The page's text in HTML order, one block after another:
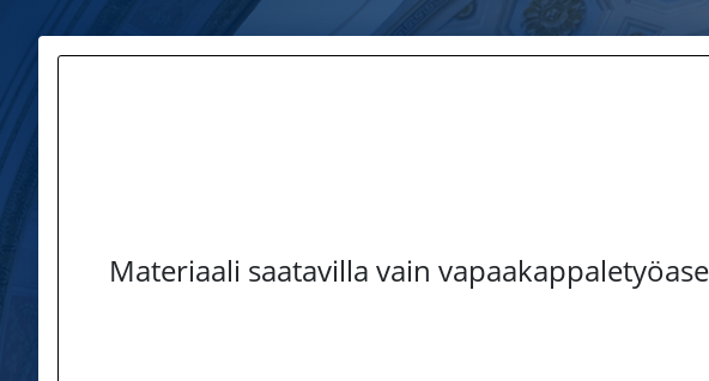
Materiaali saatavilla vain